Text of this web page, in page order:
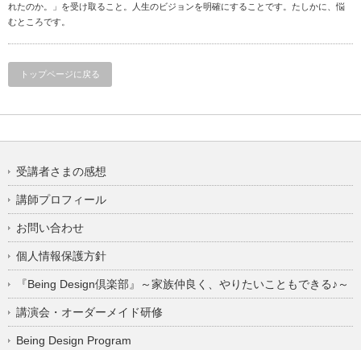
れたのか。」を受け取ること。人生のビジョンを明確にすることです。たしかに、悩
むところです。
トップページに戻る
受講者さまの感想
講師プロフィール
お問い合わせ
個人情報保護方針
『Being Design倶楽部』～家族仲良く、やりたいこともできる♪～
講演会・オーダーメイド研修
Being Design Program